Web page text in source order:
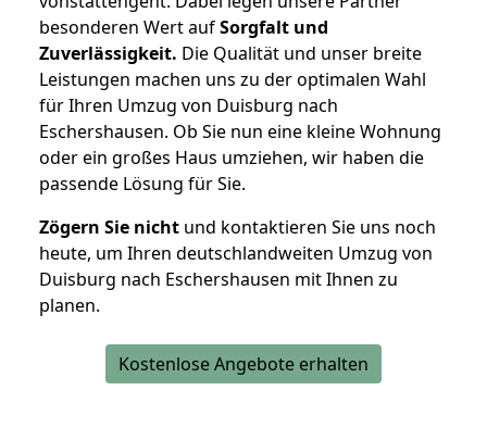
besonderen Wert aufSorgfalt und
Zuverlässigkeit. Die Qualität und unser breite
Leistungen machen uns zu der optimalen Wahl
für Ihren Umzug von Duisburg nach
Eschershausen. Ob Sie nun eine kleine Wohnung
oder ein großes Haus umziehen, wir haben die
passende Lösung für Sie.
Zögern Sie nicht und kontaktieren Sie uns noch
heute, um Ihren deutschlandweiten Umzug von
Duisburg nach Eschershausen mit Ihnen zu
planen.
Kostenlose Angebote erhalten